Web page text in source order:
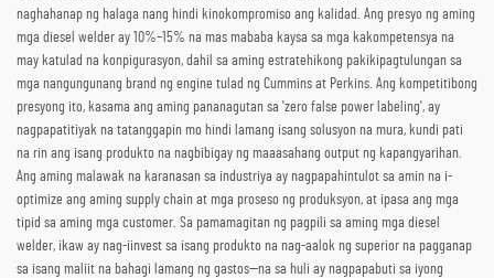
naghahanap ng halaga nang hindi kinokompromiso ang kalidad. Ang presyo ng aming
mga diesel welder ay 10%–15% na mas mababa kaysa sa mga kakompetensya na
may katulad na konpigurasyon, dahil sa aming estratehikong pakikipagtulungan sa
mga nangungunang brand ng engine tulad ng Cummins at Perkins. Ang kompetitibong
presyong ito, kasama ang aming pananagutan sa 'zero false power labeling', ay
nagpapatitiyak na tatanggapin mo hindi lamang isang solusyon na mura, kundi pati
na rin ang isang produkto na nagbibigay ng maaasahang output ng kapangyarihan.
Ang aming malawak na karanasan sa industriya ay nagpapahintulot sa amin na i-
optimize ang aming supply chain at mga proseso ng produksyon, at ipasa ang mga
tipid sa aming mga customer. Sa pamamagitan ng pagpili sa aming mga diesel
welder, ikaw ay nag-iinvest sa isang produkto na nag-aalok ng superior na pagganap
sa isang maliit na bahagi lamang ng gastos—na sa huli ay nagpapabuti sa iyong